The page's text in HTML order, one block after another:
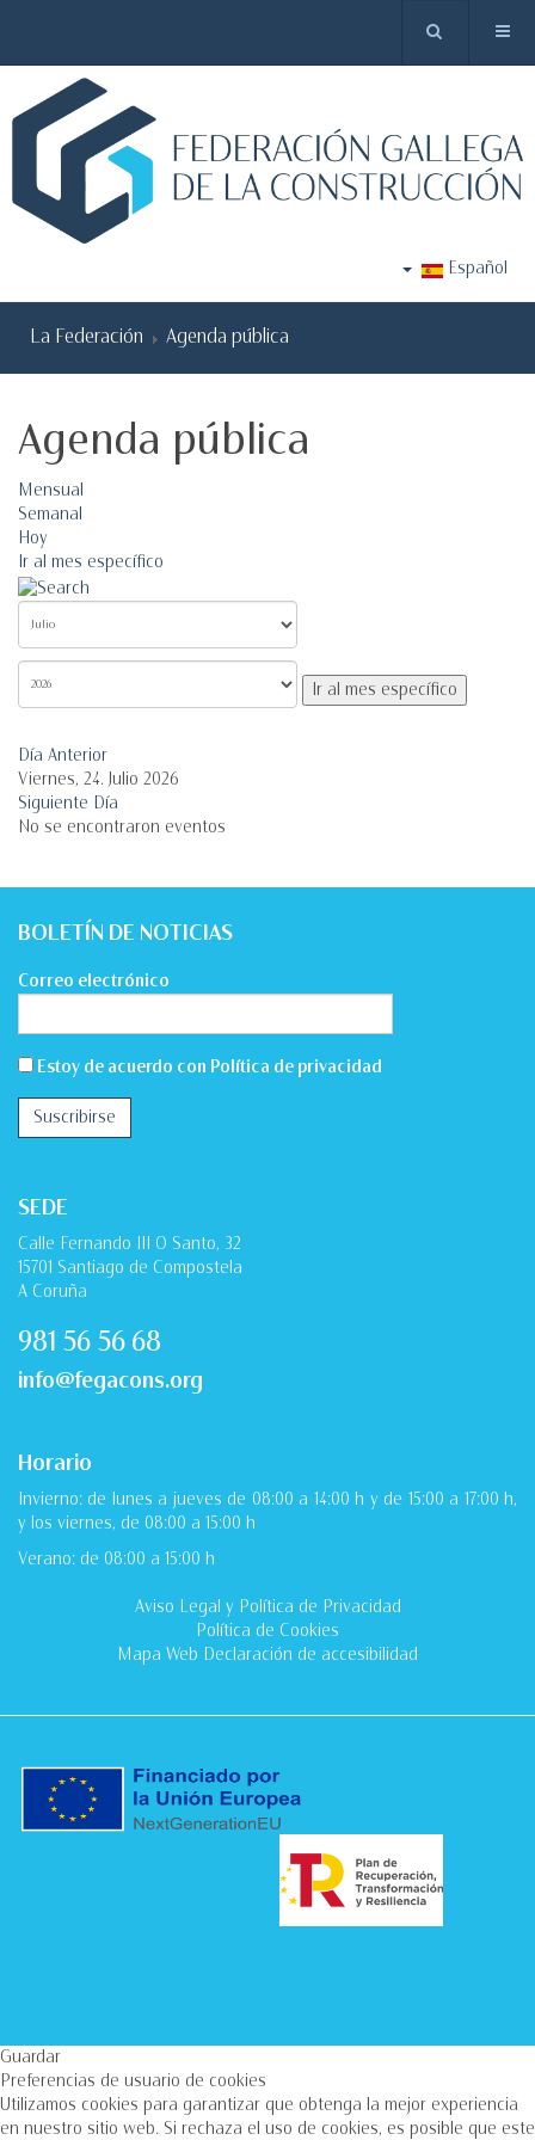
Español
La Federación Agenda pública
Agenda pública
Mensual
Semanal
Hoy
Ir al mes específico
Ir al mes específico
Día Anterior
Viernes, 24. Julio 2026
Siguiente Día
No se encontraron eventos
BOLETÍN DE NOTICIAS
Correo electrónico
Estoy de acuerdo con Política de privacidad
SEDE
Calle Fernando III O Santo, 32
15701 Santiago de Compostela
A Coruña
981 56 56 68
info@fegacons.org
Horario
Invierno: de lunes a jueves de 08:00 a 14:00 h y de 15:00 a 17:00 h,
y los viernes, de 08:00 a 15:00 h
Verano: de 08:00 a 15:00 h
Aviso Legal y Política de Privacidad
Política de Cookies
Mapa Web Declaración de accesibilidad
Guardar
Preferencias de usuario de cookies
Utilizamos cookies para garantizar que obtenga la mejor experiencia
en nuestro sitio web. Si rechaza el uso de cookies, es posible que este